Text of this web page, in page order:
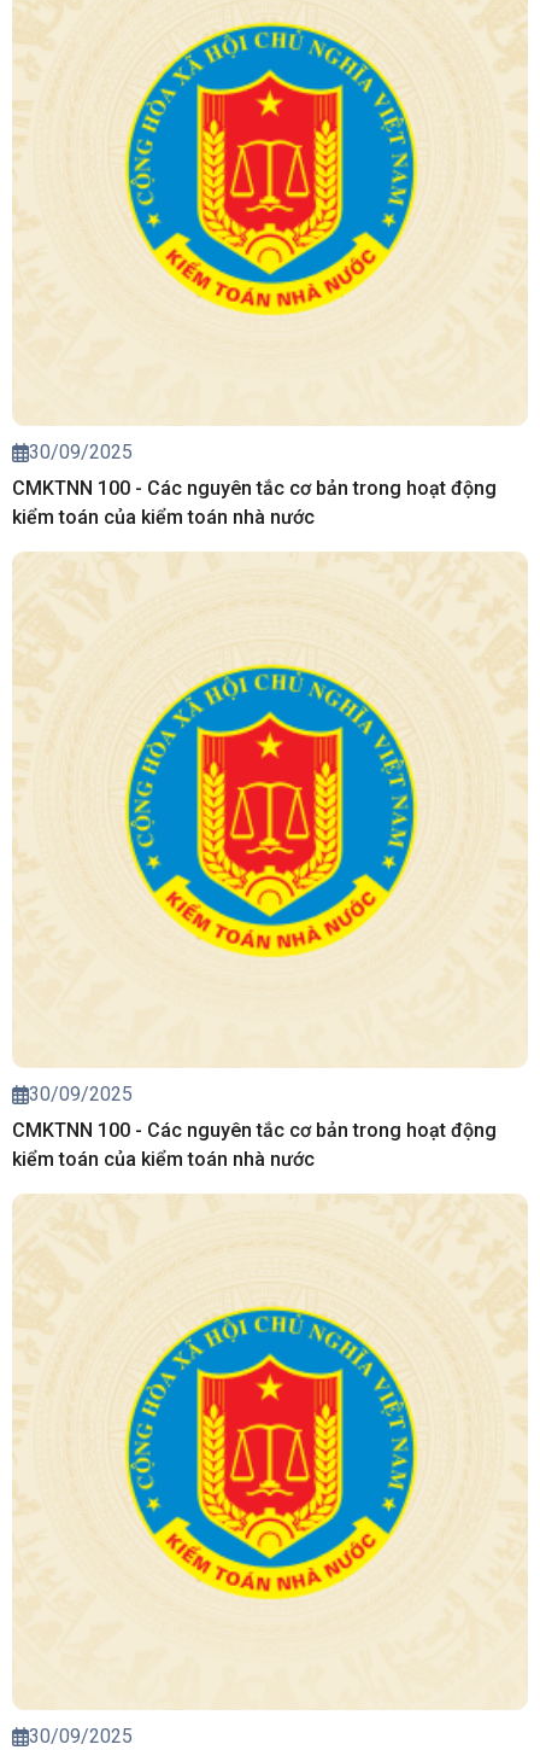
30/09/2025
CMKTNN 100 - Các nguyên tắc cơ bản trong hoạt động
kiểm toán của kiểm toán nhà nước
30/09/2025
CMKTNN 100 - Các nguyên tắc cơ bản trong hoạt động
kiểm toán của kiểm toán nhà nước
30/09/2025